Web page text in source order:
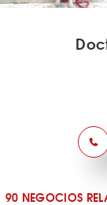
90 NEGOCIOS